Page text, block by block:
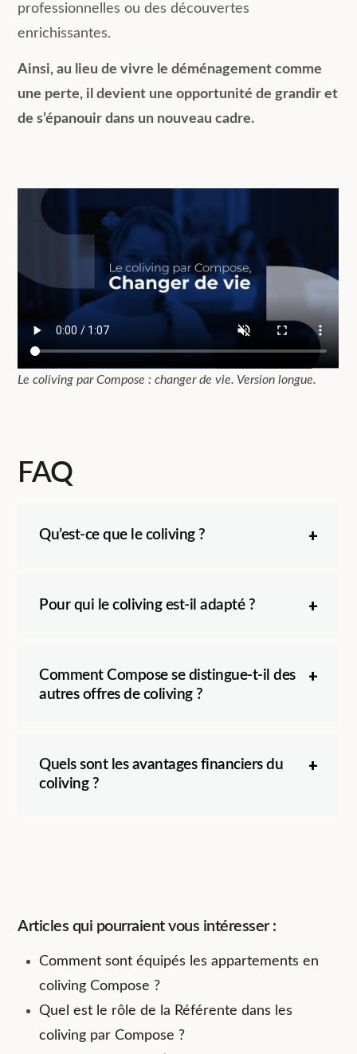
professionnelles ou des découvertes
enrichissantes.
Ainsi, au lieu de vivre le déménagement comme
une perte, il devient une opportunité de grandir et
de s’épanouir dans un nouveau cadre.
Le coliving par Compose : changer de vie. Version longue.
FAQ
Qu’est-ce que le coliving ?
Pour qui le coliving est-il adapté ?
Comment Compose se distingue-t-il des
autres offres de coliving ?
Quels sont les avantages financiers du
coliving ?
Articles qui pourraient vous intéresser :
Comment sont équipés les appartements en
coliving Compose ?
Quel est le rôle de la Référente dans les
coliving par Compose ?